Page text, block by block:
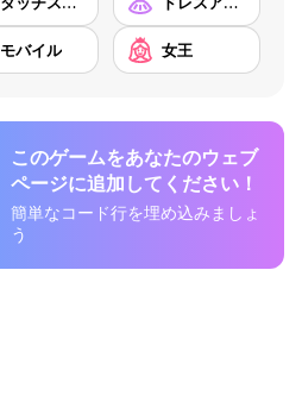
モバイル 女王
このゲームをあなたのウェブ
ページに追加してください！
簡単なコード行を埋め込みましょ
う